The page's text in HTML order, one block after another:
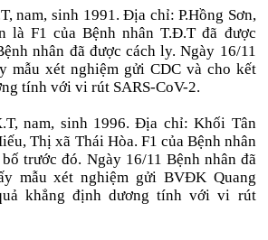
nam, sinh 1991. Địa chỉ: P.Hồng Sơn,
là F1 của Bệnh nhân T.Đ.T đã được
nhân đã được cách ly. Ngày 16/11
mẫu xét nghiệm gửi CDC và cho kết
tính với vi rút SARS-CoV-2.
nam, sinh 1996. Địa chỉ: Khối Tân
Thị xã Thái Hòa. F1 của Bệnh nhân
trước đó. Ngày 16/11 Bệnh nhân đã
mẫu xét nghiệm gửi BVĐK Quang
khẳng định dương tính với vi rút